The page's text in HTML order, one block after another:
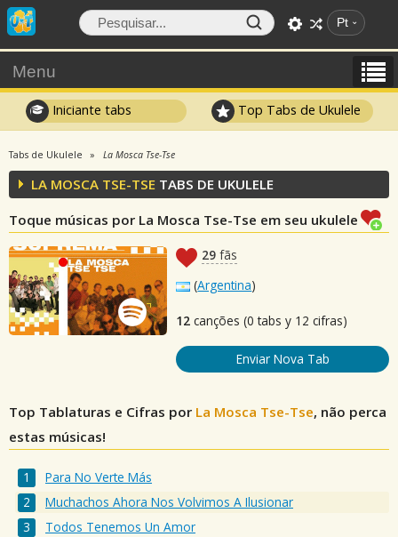
Pt
Menu
Iniciante tabs Top Tabs de Ukulele
Tabs de Ukulele La Mosca Tse-Tse
LA MOSCA TSE-TSE TABS DE UKULELE
Toque músicas por La Mosca Tse-Tse em seu ukulele
29 fãs
(Argentina)
12 canções (0 tabs y 12 cifras)
Enviar Nova Tab
Top Tablaturas e Cifras por La Mosca Tse-Tse, não perca
estas músicas!
Para No Verte Más
Muchachos Ahora Nos Volvimos A Ilusionar
Todos Tenemos Un Amor